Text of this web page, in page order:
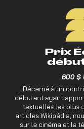
Prix
600 $
Décerné à un
débutant ayant
textuelles les plus
articles Wikipédia,
sur le cinéma et la